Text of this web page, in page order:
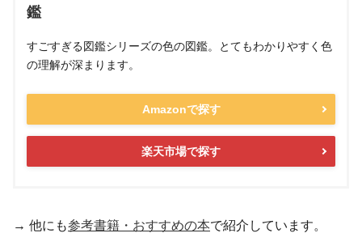
鑑
すごすぎる図鑑シリーズの色の図鑑。とてもわかりやすく色
の理解が深まります。
Amazonで探す
楽天市場で探す
→ 他にも参考書籍・おすすめの本で紹介しています。